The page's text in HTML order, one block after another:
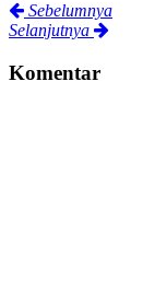
Sebelumnya
Selanjutnya
Komentar